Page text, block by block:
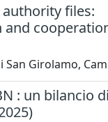
files:
and
San Girolamo,
: un bilancio